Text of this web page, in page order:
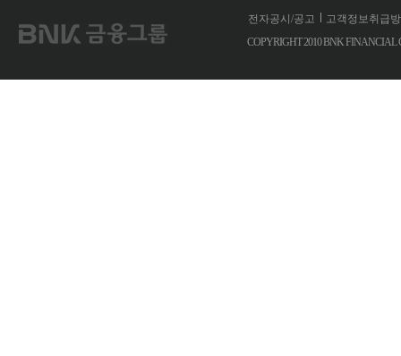
전자공시/공고
고객정보취급
COPYRIGHT 2010 BNK FINANCIAL